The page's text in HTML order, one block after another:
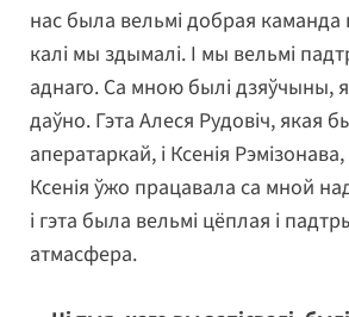
нас была вельмі добрая
калі мы здымалі. І мы вельмі
аднаго. Са мною былі дзяўчыны,
даўно. Гэта Алеся Рудовіч, якая
аператаркай, і Ксенія
Ксенія ўжо працавала са мной
і гэта была вельмі цёплая і
атмасфера.